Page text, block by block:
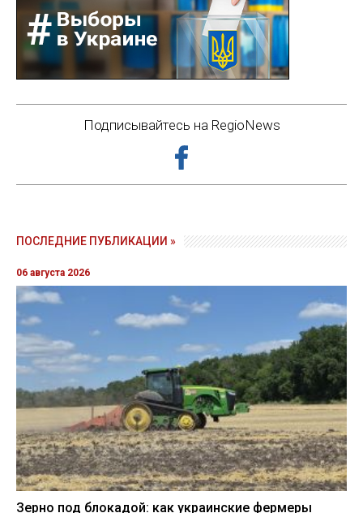
Подписывайтесь на RegioNews
ПОСЛЕДНИЕ ПУБЛИКАЦИИ »
06 августа 2026
Зерно под блокадой: как украинские фермеры